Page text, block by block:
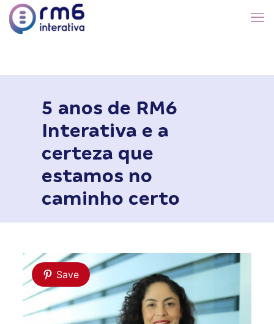
5 anos de RM6
Interativa e a
certeza que
estamos no
caminho certo
Save